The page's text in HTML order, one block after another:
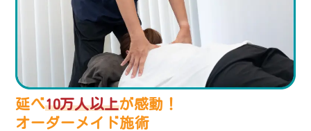
延べ10万人以上が感動！
オーダーメイド施術